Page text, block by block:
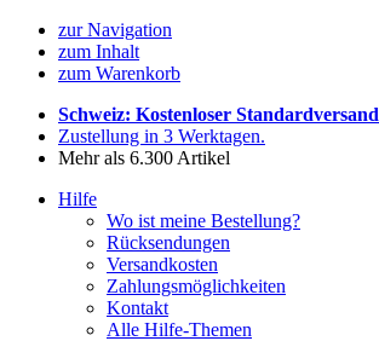
zur Navigation
zum Inhalt
zum Warenkorb
Schweiz: Kostenloser Standardversand
Zustellung in 3 Werktagen.
Mehr als 6.300 Artikel
Hilfe
Wo ist meine Bestellung?
Rücksendungen
Versandkosten
Zahlungsmöglichkeiten
Kontakt
Alle Hilfe-Themen